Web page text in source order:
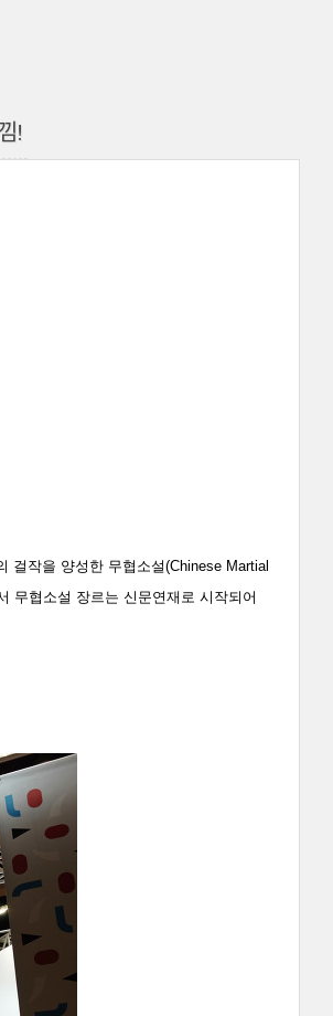
!
걸작을 양성한 무협소설(Chinese Martial
무협소설 장르는 신문연재로 시작되어